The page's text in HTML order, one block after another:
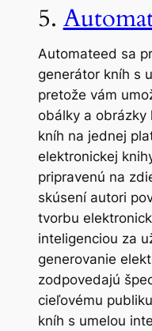
5.
Automateed sa
generátor kníh s
pretože vám
obálky a obrázky
kníh na jednej
elektronickej
pripravenú na
skúsení autori
tvorbu
inteligenciou za
generovanie
zodpovedajú
cieľovému
kníh s umelou